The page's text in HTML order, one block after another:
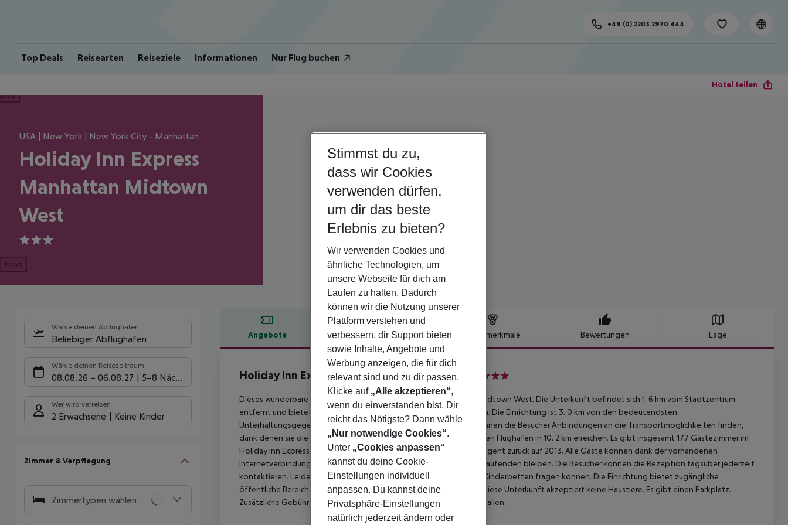
Top Deals Reisearten Reiseziele Informationen Nur Flug buchen
+49 (0) 2203 2970 444
Hotel teilen
USA | New York | New York City - Manhattan
Holiday Inn Express
Manhattan Midtown
West
3
Next
Wähle deinen Abflughafen
Beliebiger Abflughafen
Wähle deinen Reisezeitraum
08.08.26 – 06.08.27 5-8 Nächte
Wer wird verreisen
2 Erwachsene Keine Kinder
Zimmer & Verpflegung
Zimmertypen wählen
Angebote Hotelbeschreibung Hotelmerkmale Bewertungen Lage
Hotelbeschreibung
Holiday Inn Express Manhattan Midtown West
Dieses wunderbare Hotel ist ideal für Familien und befindet sich in Midtown West. Die Unterkunft befindet sich 1. 6 km vom Stadtzentrum
entfernt und bietet bequemen Zugang zu allen Sehenswürdigkeiten. Die Einrichtung ist 3. 0 km von den bedeutendsten
Unterhaltungsgegenden entfernt. In einer Entfernung von 50 m können die Besucher Anbindungen an die Transportmöglichkeiten finden,
dank denen sie die Umgebung erkunden können. Kunden können den Flughafen in 10. 2 km erreichen. Es gibt insgesamt 177 Gästezimmer im
Holiday Inn Express Midtown West. Das Erbauungsjahr dieses Hotels geht zurück auf 2013. Alle Gäste können dank der vorhandenen
Internetverbindung im Holiday Inn Express Midtown West auf dem Laufenden bleiben. Die Besucher können die Rezeption tagsüber jederzeit
kontaktieren. Leider gibt es keine Zimmer, in denen die Gäste nach Kinderbetten fragen können. Die Einrichtung bietet zugängliche
öffentliche Bereiche und es gibt 12 behindertengerechtes Zimmer. Diese Unterkunft akzeptiert keine Haustiere. Es gibt einen Parkplatz.
Zusätzliche Gebühren können für einige dieser Dienstleistungen anfallen.
Stimmst du zu,
dass wir Cookies
verwenden dürfen,
um dir das beste
Erlebnis zu bieten?
Wir verwenden Cookies und
ähnliche Technologien, um
unsere Webseite für dich am
Laufen zu halten. Dadurch
können wir die Nutzung unserer
Plattform verstehen und
verbessern, dir Support bieten
sowie Inhalte, Angebote und
Werbung anzeigen, die für dich
relevant sind und zu dir passen.
Klicke auf „Alle akzeptieren“,
wenn du einverstanden bist. Dir
reicht das Nötigste? Dann wähle
„Nur notwendige Cookies“.
Unter „Cookies anpassen“
kannst du deine Cookie-
Einstellungen individuell
anpassen. Du kannst deine
Privatsphäre-Einstellungen
natürlich jederzeit ändern oder